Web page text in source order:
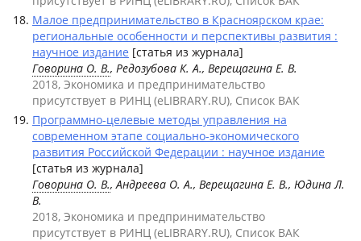
Малое предпринимательство в Красноярском крае:
региональные особенности и перспективы развития :
научное издание [статья из журнала]
Говорина О. В., Редозубова К. А., Верещагина Е. В.
2018, Экономика и предпринимательство
присутствует в РИНЦ (eLIBRARY.RU), Список ВАК
Программно-целевые методы управления на
современном этапе социально-экономического
развития Российской Федерации : научное издание
[статья из журнала]
Говорина О. В., Андреева О. А., Верещагина Е. В., Юдина Л.
В.
2018, Экономика и предпринимательство
присутствует в РИНЦ (eLIBRARY.RU), Список ВАК